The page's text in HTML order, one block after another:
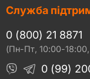
Служба
0 (800) 21 8871
(Пн-Пт, 10:00-18:00,
0 (99)